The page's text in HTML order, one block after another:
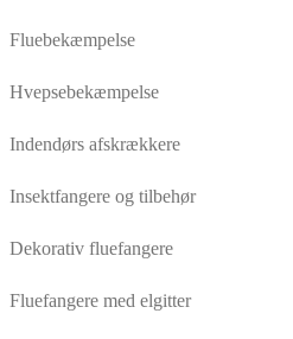
Fluebekæmpelse
Hvepsebekæmpelse
Indendørs afskrækkere
Insektfangere og tilbehør
Dekorativ fluefangere
Fluefangere med elgitter